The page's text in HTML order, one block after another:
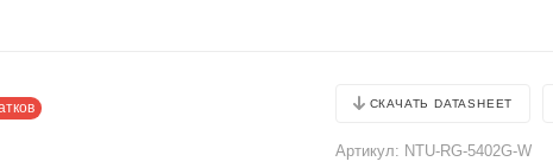
СКАЧАТЬ DATASHEET
Артикул: NTU-RG-5402G-W